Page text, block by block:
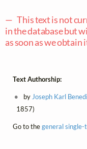
— This text is not
in the database but
as soon as we obtain
Text Authorship:
by Joseph Karl
1857)
Go to thegeneral